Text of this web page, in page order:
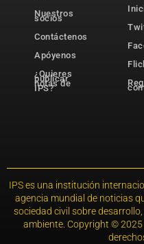
Nuestros
socios
Contáctenos
Apóyenos
¿Quieres
publicar
notas de
IPS?
IPS es una institución
agencia mundial de noticias
sociedad civil sobre
ambiente. Copyright © 2025